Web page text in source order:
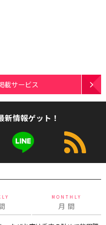
載サービス
新情報ゲット！
MONTHLY
月 間